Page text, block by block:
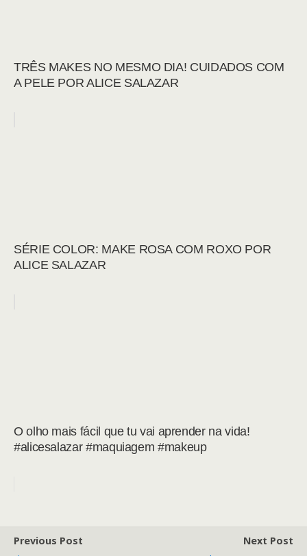
TRÊS MAKES NO MESMO DIA! CUIDADOS COM
A PELE POR ALICE SALAZAR
SÉRIE COLOR: MAKE ROSA COM ROXO POR
ALICE SALAZAR
O olho mais fácil que tu vai aprender na vida!
#alicesalazar #maquiagem #makeup
Previous Post
Next Post